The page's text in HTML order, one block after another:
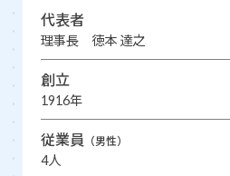
代表者
理事長 徳本 達之
創立
1916年
従業員 （男性）
4人